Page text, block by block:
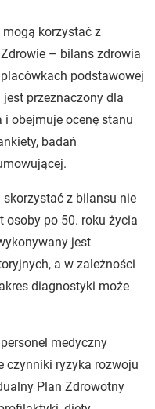
mogą korzystać z
– bilans zdrowia
podstawowej
przeznaczony dla
obejmuje ocenę stanu
badań
z bilansu nie
osoby po 50. roku życia
jest
a w zależności
diagnostyki może
medyczny
czynniki ryzyka rozwoju
Plan Zdrowotny